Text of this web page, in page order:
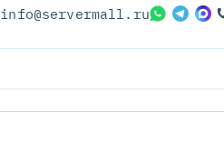
info@servermall.ru